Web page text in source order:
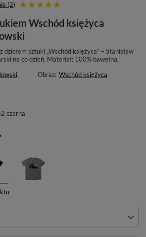
(2)
Wschód księżyca
sztuki „Wschód księżyca” – Stanisław
na co dzień. Materiał: 100% bawełna.
Obraz: Wschód księżyca
czarna